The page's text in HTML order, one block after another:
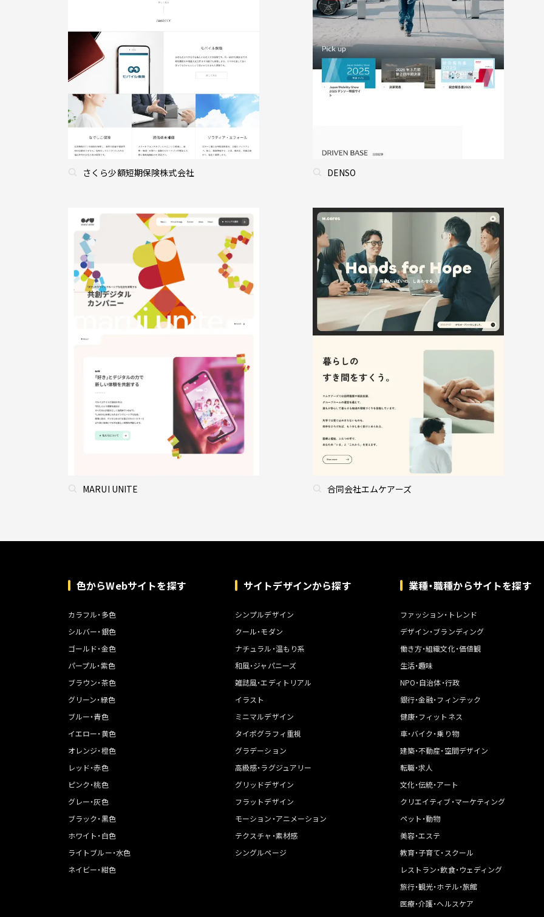
さくら少額短期保険株式会社 DENSO
MARUI UNITE 合同会社エムケアーズ
色からWebサイトを探す
カラフル・多色
シルバー・銀色
ゴールド・金色
パープル・紫色
ブラウン・茶色
グリーン・緑色
ブルー・青色
イエロー・黄色
オレンジ・橙色
レッド・赤色
ピンク・桃色
グレー・灰色
ブラック・黒色
ホワイト・白色
ライトブルー・水色
ネイビー・紺色
サイトデザインから探す
シンプルデザイン
クール・モダン
ナチュラル・温もり系
和風・ジャパニーズ
雑誌風・エディトリアル
イラスト
ミニマルデザイン
タイポグラフィ重視
グラデーション
高級感・ラグジュアリー
グリッドデザイン
フラットデザイン
モーション・アニメーション
テクスチャ・素材感
シングルページ
業種・職種からサイトを探す
ファッション・トレンド
デザイン・ブランディング
働き方・組織文化・価値観
生活・趣味
NPO・自治体・行政
銀行・金融・フィンテック
健康・フィットネス
車・バイク・乗り物
建築・不動産・空間デザイン
転職・求人
文化・伝統・アート
クリエイティブ・マーケティング
ペット・動物
美容・エステ
教育・子育て・スクール
レストラン・飲食・ウェディング
旅行・観光・ホテル・旅館
医療・介護・ヘルスケア